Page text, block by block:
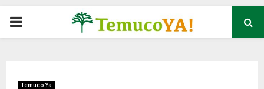
P
Temuco Ya